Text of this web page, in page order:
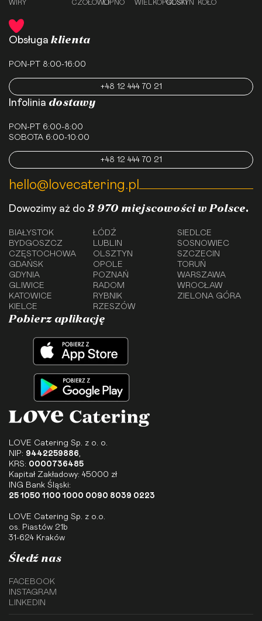
WIRY
CZOŁOWOLIPNO
WIELKOPOLSKI
GOSTYŃ
KOŁO
Obsługa klienta
PON-PT 8:00-16:00
+48 12 444 70 21
Infolinia dostawy
PON-PT 6:00-8:00
SOBOTA 6:00-10:00
+48 12 444 70 21
hello@lovecatering.pl
Dowozimy aż do 3 970 miejscowości w Polsce.
BIAŁYSTOK
BYDGOSZCZ
CZĘSTOCHOWA
GDAŃSK
GDYNIA
GLIWICE
KATOWICE
KIELCE
ŁÓDŹ
LUBLIN
OLSZTYN
OPOLE
POZNAŃ
RADOM
RYBNIK
RZESZÓW
SIEDLCE
SOSNOWIEC
SZCZECIN
TORUŃ
WARSZAWA
WROCŁAW
ZIELONA GÓRA
Pobierz aplikację
LOVE Catering Sp. z o. o.
NIP: 9442259886
KRS: 0000736485
Kapitał Zakładowy: 45000 zł
ING Bank Śląski:
25 1050 1100 1000 0090 8039 0223
LOVE Catering Sp. z o.o.
os. Piastów 21b
31-624 Kraków
Śledź nas
FACEBOOK
INSTAGRAM
LINKEDIN